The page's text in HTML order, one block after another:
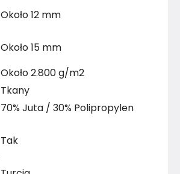
Około 12 mm
Około 15 mm
Około 2.800 g/m2
Tkany
70% Juta / 30% Polipropylen
Tak